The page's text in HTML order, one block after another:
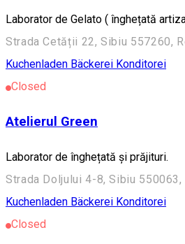
Laborator de Gelato ( înghețată
Strada Cetății 22, Sibiu 557260,
Kuchenladen Bäckerei Konditorei
Closed
Atelierul Green
Laborator de înghețată și prăjituri.
Strada Doljului 4-8, Sibiu 550063,
Kuchenladen Bäckerei Konditorei
Closed